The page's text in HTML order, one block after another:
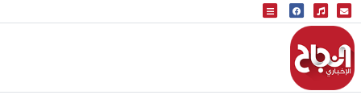
البث المباشر
إذاعة النجاح